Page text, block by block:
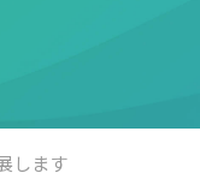
します